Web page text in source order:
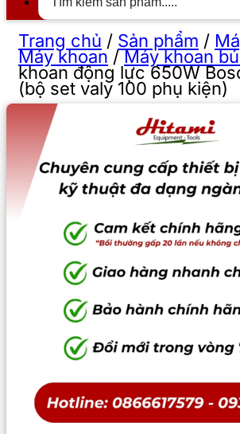
Trang chủ / Sản phẩm /
Máy khoan/Máy khoan
khoan động lực 650W
(bộ set valy 100 phụ kiện)